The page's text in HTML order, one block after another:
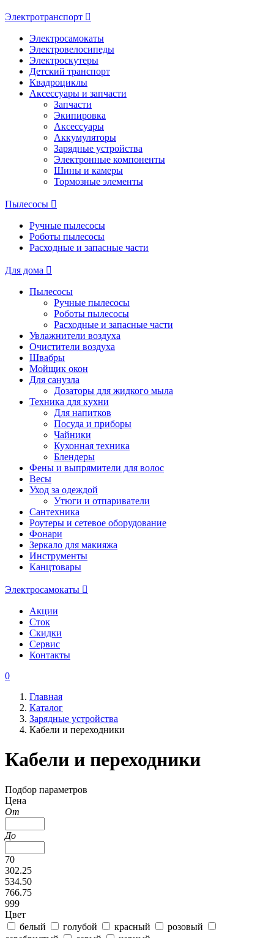
Электротранспорт
Электросамокаты
Электровелосипеды
Электроскутеры
Детский транспорт
Квадроциклы
Аксессуары и запчасти
Запчасти
Экипировка
Аксессуары
Аккумуляторы
Зарядные устройства
Электронные компоненты
Шины и камеры
Тормозные элементы
Пылесосы
Ручные пылесосы
Роботы пылесосы
Расходные и запасные части
Для дома
Пылесосы
Ручные пылесосы
Роботы пылесосы
Расходные и запасные части
Увлажнители воздуха
Очистители воздуха
Швабры
Мойщик окон
Для санузла
Дозаторы для жидкого мыла
Техника для кухни
Для напитков
Посуда и приборы
Чайники
Кухонная техника
Блендеры
Фены и выпрямители для волос
Весы
Уход за одеждой
Утюги и отпариватели
Сантехника
Роутеры и сетевое оборудование
Фонари
Зеркало для макияжа
Инструменты
Канцтовары
Электросамокаты
Акции
Сток
Скидки
Сервис
Контакты
0
Главная
Каталог
Зарядные устройства
Кабели и переходники
Кабели и переходники
Подбор параметров
Цена
От
До
70
302.25
534.50
766.75
999
Цвет
белый
голубой красный
розовый